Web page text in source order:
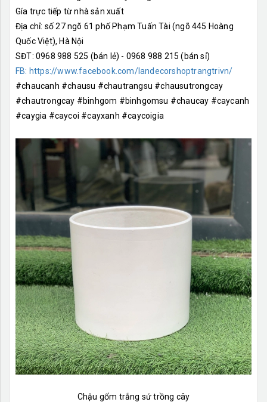
Gía trực tiếp từ nhà sản xuất
Địa chỉ: số 27 ngõ 61 phố Phạm Tuấn Tài (ngõ 445 Hoàng
Quốc Việt), Hà Nội
SĐT: 0968 988 525 (bán lẻ) - 0968 988 215 (bán sỉ)
FB: https://www.facebook.com/landecorshoptrangtrivn/
#chaucanh #chausu #chautrangsu #chausutrongcay
#chautrongcay #binhgom #binhgomsu #chaucay #caycanh
#caygia #caycoi #cayxanh #caycoigia
Chậu gốm trắng sứ trồng cây